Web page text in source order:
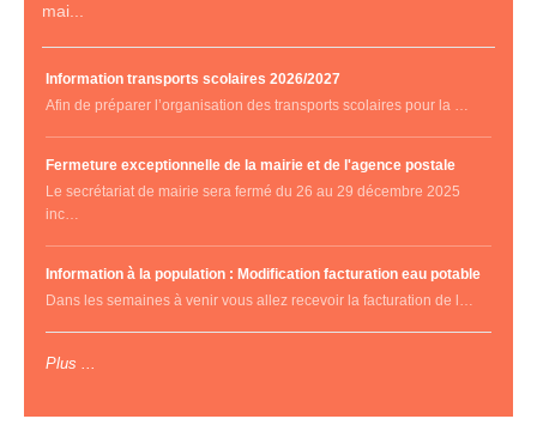
mai...
Information transports scolaires 2026/2027
Afin de préparer l’organisation des transports scolaires pour la …
Fermeture exceptionnelle de la mairie et de l'agence postale
Le secrétariat de mairie sera fermé du 26 au 29 décembre 2025
inc…
Information à la population : Modification facturation eau potable
Dans les semaines à venir vous allez recevoir la facturation de l…
Plus ...